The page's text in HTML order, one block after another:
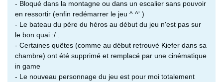
- Bloqué dans la montagne ou dans un escalier sans pouvoir
en ressortir (enfin redémarrer le jeu ^ ^' )
- Le bateau du père du héros au début du jeu n'est pas sur
le bon quai :/ .
- Certaines quêtes (comme au début retrouvé Kiefer dans sa
chambre) ont été supprimé et remplacé par une cinématique
in game
- Le nouveau personnage du jeu est pour moi totalement